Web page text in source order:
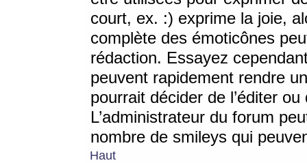
court, ex. :) exprime la joie,
complète des émoticônes
rédaction. Essayez
peuvent rapidement rendre
pourrait décider de l’éditer
L’administrateur du forum
nombre de smileys qui
Haut